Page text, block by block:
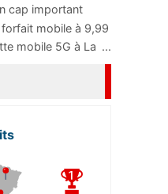
cap important
...
mobile à 9,99
mobile 5G à La ...